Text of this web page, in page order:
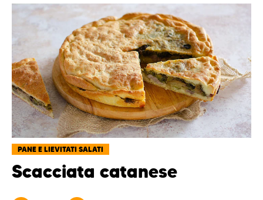
PANE E LIEVITATI SALATI
Scacciata catanese